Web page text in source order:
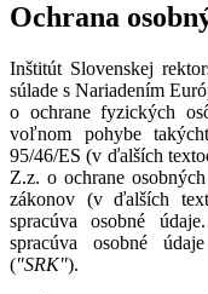
Ochrana
Inštitút Slovenskej
súlade s Nariadením
o ochrane fyzických
voľnom pohybe
95/46/ES (v ďalších
Z.z. o ochrane
zákonov (v ďalších
spracúva osobné
spracúva osobné
("SRK").